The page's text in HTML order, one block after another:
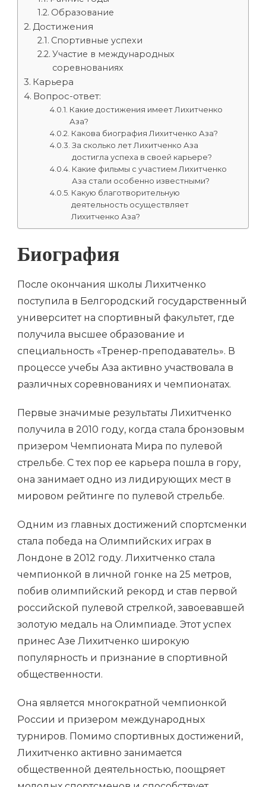
Образование
Достижения
Спортивные успехи
Участие в международных
соревнованиях
Карьера
Вопрос-ответ:
Какие достижения имеет Лихитченко
Аза?
Какова биография Лихитченко Аза?
За сколько лет Лихитченко Аза
достигла успеха в своей карьере?
Какие фильмы с участием Лихитченко
Аза стали особенно известными?
Какую благотворительную
деятельность осуществляет
Лихитченко Аза?
Биография
После окончания школы Лихитченко
поступила в Белгородский государственный
университет на спортивный факультет, где
получила высшее образование и
специальность «Тренер-преподаватель». В
процессе учебы Аза активно участвовала в
различных соревнованиях и чемпионатах.
Первые значимые результаты Лихитченко
получила в 2010 году, когда стала бронзовым
призером Чемпионата Мира по пулевой
стрельбе. С тех пор ее карьера пошла в гору,
она занимает одно из лидирующих мест в
мировом рейтинге по пулевой стрельбе.
Одним из главных достижений спортсменки
стала победа на Олимпийских играх в
Лондоне в 2012 году. Лихитченко стала
чемпионкой в личной гонке на 25 метров,
побив олимпийский рекорд и став первой
российской пулевой стрелкой, завоевавшей
золотую медаль на Олимпиаде. Этот успех
принес Азе Лихитченко широкую
популярность и признание в спортивной
общественности.
Она является многократной чемпионкой
России и призером международных
турниров. Помимо спортивных достижений,
Лихитченко активно занимается
общественной деятельностью, поощряет